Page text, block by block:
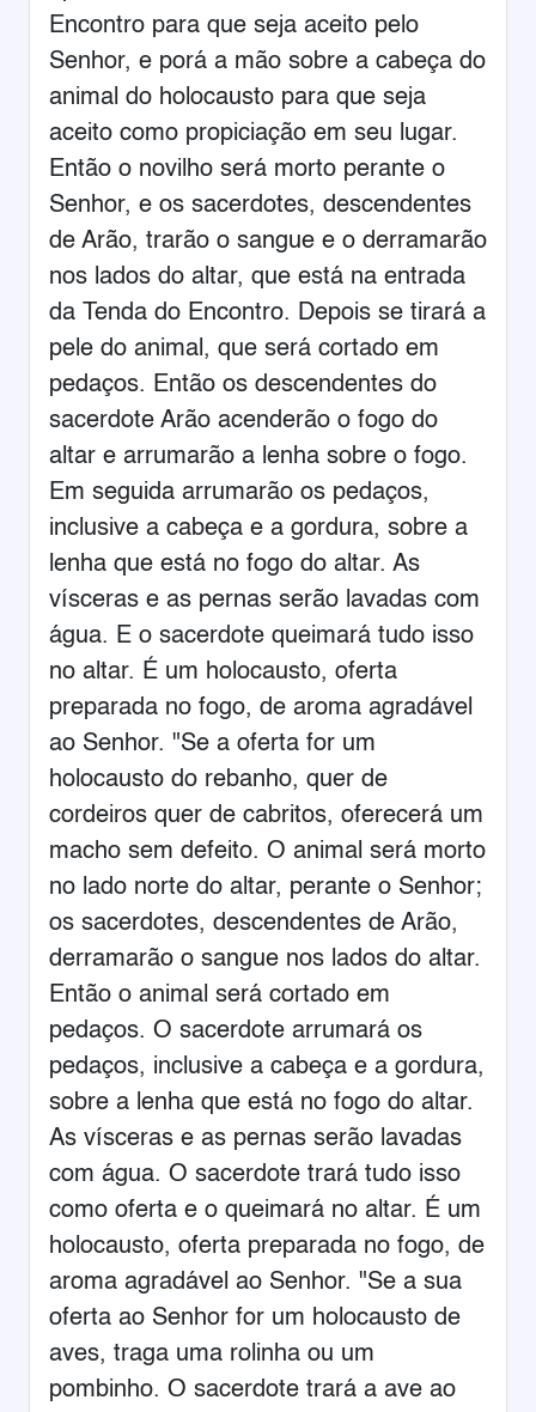
Encontro para que seja aceito pelo
Senhor, e porá a mão sobre a cabeça do
animal do holocausto para que seja
aceito como propiciação em seu lugar.
Então o novilho será morto perante o
Senhor, e os sacerdotes, descendentes
de Arão, trarão o sangue e o derramarão
nos lados do altar, que está na entrada
da Tenda do Encontro. Depois se tirará a
pele do animal, que será cortado em
pedaços. Então os descendentes do
sacerdote Arão acenderão o fogo do
altar e arrumarão a lenha sobre o fogo.
Em seguida arrumarão os pedaços,
inclusive a cabeça e a gordura, sobre a
lenha que está no fogo do altar. As
vísceras e as pernas serão lavadas com
água. E o sacerdote queimará tudo isso
no altar. É um holocausto, oferta
preparada no fogo, de aroma agradável
ao Senhor. "Se a oferta for um
holocausto do rebanho, quer de
cordeiros quer de cabritos, oferecerá um
macho sem defeito. O animal será morto
no lado norte do altar, perante o Senhor;
os sacerdotes, descendentes de Arão,
derramarão o sangue nos lados do altar.
Então o animal será cortado em
pedaços. O sacerdote arrumará os
pedaços, inclusive a cabeça e a gordura,
sobre a lenha que está no fogo do altar.
As vísceras e as pernas serão lavadas
com água. O sacerdote trará tudo isso
como oferta e o queimará no altar. É um
holocausto, oferta preparada no fogo, de
aroma agradável ao Senhor. "Se a sua
oferta ao Senhor for um holocausto de
aves, traga uma rolinha ou um
pombinho. O sacerdote trará a ave ao